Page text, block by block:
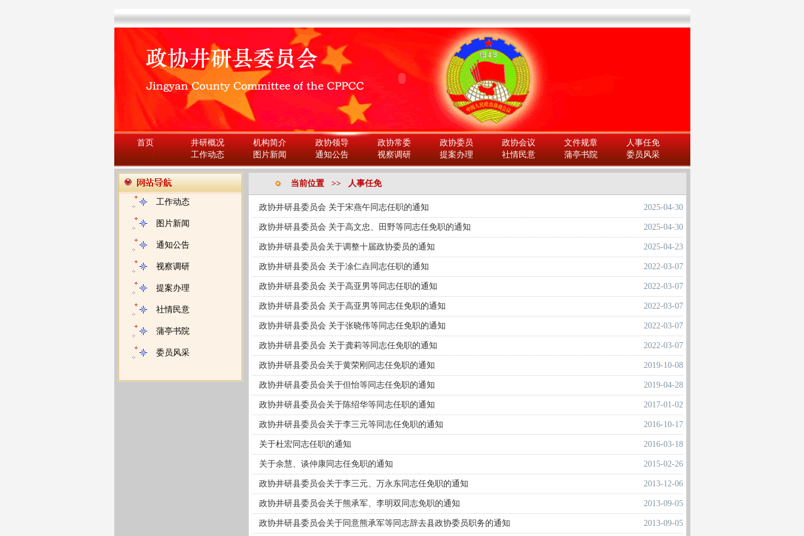
首页 井研概况 机构简介 政协领导 政协常委 政协委员 政协会议 文件规章
人事任免
工作动态
图片新闻 通知公告 视察调研 提案办理 社情民意 蒲亭书院 委员风采
工作动态
图片新闻
通知公告
视察调研
提案办理
社情民意
蒲亭书院
委员风采
当前位置 >> 人事任免
政协井研县委员会 关于宋燕午同志任职的通知 2025-04-30
政协井研县委员会 关于高文忠、田野等同志任免职的通知 2025-04-30
政协井研县委员会关于调整十届政协委员的通知 2025-04-23
政协井研县委员会 关于凃仁垚同志任职的通知 2022-03-07
政协井研县委员会 关于高亚男等同志任职的通知 2022-03-07
政协井研县委员会 关于高亚男等同志任免职的通知 2022-03-07
政协井研县委员会 关于张晓伟等同志任免职的通知 2022-03-07
政协井研县委员会 关于龚莉等同志任免职的通知 2022-03-07
政协井研县委员会关于黄荣刚同志任免职的通知 2019-10-08
政协井研县委员会关于但怡等同志任免职的通知 2019-04-28
政协井研县委员会关于陈绍华等同志任职的通知 2017-01-02
政协井研县委员会关于李三元等同志任免职的通知 2016-10-17
关于杜宏同志任职的通知 2016-03-18
关于余慧、谈仲康同志任免职的通知 2015-02-26
政协井研县委员会关于李三元、万永东同志任免职的通知 2013-12-06
政协井研县委员会关于熊承军、李明双同志免职的通知 2013-09-05
政协井研县委员会关于同意熊承军等同志辞去县政协委员职务的通知 2013-09-05